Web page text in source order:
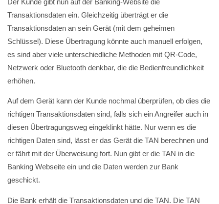
Transaktionsdaten ein. Gleichzeitig überträgt er die
Transaktionsdaten an sein Gerät (mit dem geheimen
Schlüssel). Diese Übertragung könnte auch manuell erfolgen,
es sind aber viele unterschiedliche Methoden mit QR-Code,
Netzwerk oder Bluetooth denkbar, die die Bedienfreundlichkeit
erhöhen.
Auf dem Gerät kann der Kunde nochmal überprüfen, ob dies die
richtigen Transaktionsdaten sind, falls sich ein Angreifer auch in
diesen Übertragungsweg eingeklinkt hätte. Nur wenn es die
richtigen Daten sind, lässt er das Gerät die TAN berechnen und
er fährt mit der Überweisung fort. Nun gibt er die TAN in die
Banking Webseite ein und die Daten werden zur Bank
geschickt.
Die Bank erhält die Transaktionsdaten und die TAN. Die TAN